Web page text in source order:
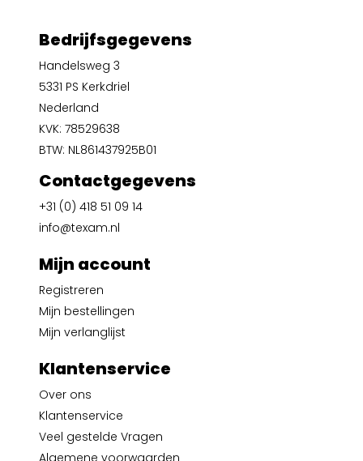
Bedrijfsgegevens
Handelsweg 3
5331 PS Kerkdriel
Nederland
KVK: 78529638
BTW: NL861437925B01
Contactgegevens
+31 (0) 418 51 09 14
info@texam.nl
Mijn account
Registreren
Mijn bestellingen
Mijn verlanglijst
Klantenservice
Over ons
Klantenservice
Veel gestelde Vragen
Algemene voorwaarden